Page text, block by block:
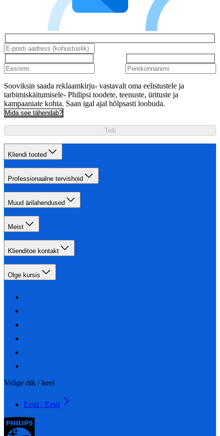
Sooviksin saada reklaamkirju- vastavalt oma eelistustele ja
tarbimiskäitumisele- Philipsi toodete, teenuste, ürituste ja
kampaaniate kohta. Saan igal ajal hõlpsasti loobuda.
Mida see tähendab?
Telli
Kliendi tooted
Professionaalne tervishoid
Muud ärilahendused
Meist
Klienditoe kontakt
Olge kursis
Valige riik / keel
Eesti / Eesti